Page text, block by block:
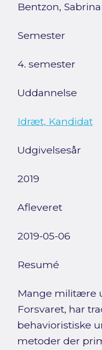
Bentzon,
Semester
4. semester
Uddannelse
Idræt, Kandidat
Udgivelsesår
2019
Afleveret
2019-05-06
Resumé
Mange militære
Forsvaret, har
behavioristiske
metoder der